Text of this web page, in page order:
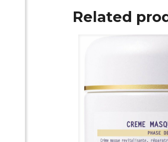
Related